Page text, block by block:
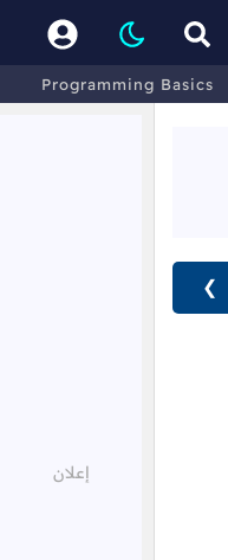
Programming Basics
❯